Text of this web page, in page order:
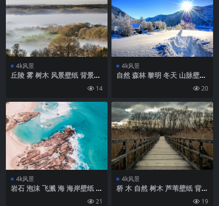
4k风景
丘陵 雾 树木 风景壁纸 背景4k
14
4k风景
自然 森林 黎明 冬天 山脉壁纸
20
4k风景
岩石 泡沫 飞溅 海 海岸壁纸 背
21
4k风景
桥 木 自然 树木 芦苇壁纸 背景
19